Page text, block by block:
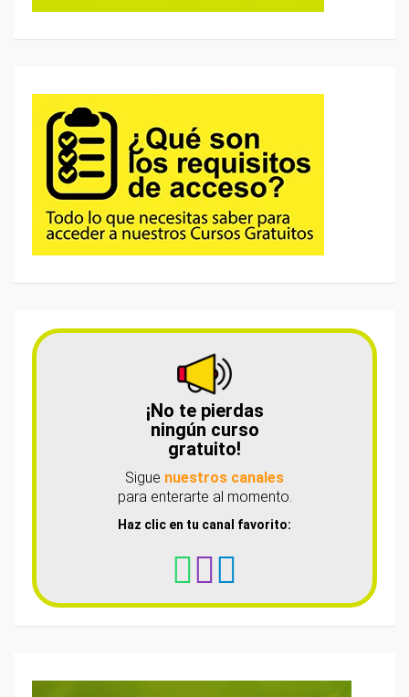
¡No te pierdas
ningún curso
gratuito!
Sigue nuestros canales
para enterarte al momento.
Haz clic en tu canal favorito: